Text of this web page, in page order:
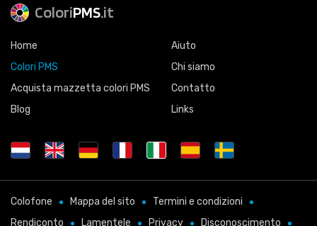
ColoriPMS.it
Home
Colori PMS
Acquista mazzetta colori PMS
Blog
Aiuto
Chi siamo
Contatto
Links
Colofone Mappa del sito
Termini e condizioni
Rendiconto
Lamentele Privacy Disconoscimento